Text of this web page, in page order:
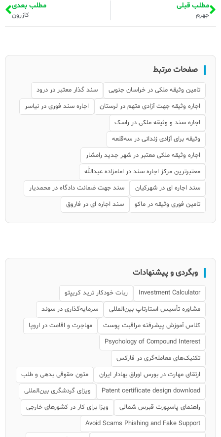
مطلب قبلی
جهرم
مطلب بعدی
کازرون
صفحات مرتبط
تامین وثیقه ملکی در خراسان جنوبی
سند گذار معتبر در درود
اجاره وثیقه جهت آزادی متهم در لرستان
اجاره سند فوری در نیاسر
اجاره سند و وثیقه ملکی در راسک
وثیقه برای آزادی زندانی در سه‌قلعه
اجاره وثیقه ملکی معتبر در شهر جدید رامشار
معتبرترین مرکز اجاره سند در امامزاده عبدالله
سند اجاره ای در شهرکیان
سند جهت ضمانت دادگاه در محمدیار
تامین فوری وثیقه در ماکو
سند اجاره ای در فاروق
وبگردی و پیشنهادات
Investment Calculator
ربات خودکار ترید کریپتو
مشاوره تأسیس استارتاپ بین‌المللی
سرمایه‌گذاری در سوئد
کلاس آموزش پیشرفته مراقبت پوست
مهاجرت و اقامت در اروپا
Psychology of Compound Interest
تکنیک‌های معامله‌گری در فارکس
ارتقای مهارت در بورس اوراق بهادار ایران
متون حقوقی بدهی و طلب
Patent certificate design download
ویزای گردشگری بین‌المللی
راهنمای پاسپورت قبرس شمالی
ویزا برای کار در کشورهای خارجی
Avoid Scams Phishing and Fake Support